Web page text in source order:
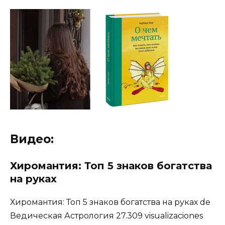
Видео:
Хиромантия: Топ 5 знаков богатства
на руках
Хиромантия: Топ 5 знаков богатства на руках de
Ведическая Астрология 27.309 visualizaciones